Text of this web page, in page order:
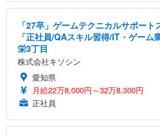
「27卒」ゲームテクニカルサポー
「正社員/QAスキル習得/IT・ゲーム
栄3丁目
株式会社キソシン
愛知県
月給22万8,000円～32万8,300円
正社員